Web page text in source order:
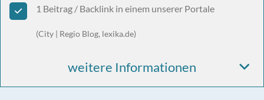
1 Beitrag / Backlink in einem unserer Portale
(City | Regio Blog, lexika.de)
weitere Informationen